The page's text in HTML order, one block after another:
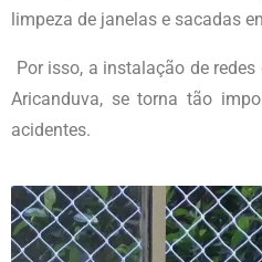
limpeza de janelas e sacadas
Por isso, a instalação de
Aricanduva, se torna tão
acidentes.